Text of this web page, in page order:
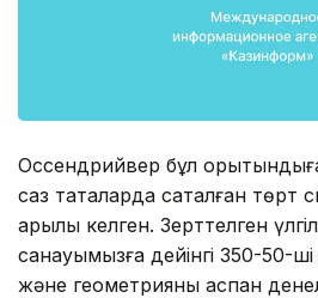
Оссендрийвер бұл
саз тақталарда сақталған
арқылы келген. Зерттелген
санауымызға дейінгі 350-50-
және геометрияны аспан